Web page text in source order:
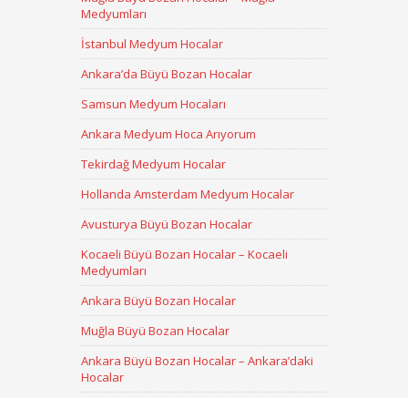
Medyumları
İstanbul Medyum Hocalar
Ankara’da Büyü Bozan Hocalar
Samsun Medyum Hocaları
Ankara Medyum Hoca Arıyorum
Tekirdağ Medyum Hocalar
Hollanda Amsterdam Medyum Hocalar
Avusturya Büyü Bozan Hocalar
Kocaeli Büyü Bozan Hocalar – Kocaeli
Medyumları
Ankara Büyü Bozan Hocalar
Muğla Büyü Bozan Hocalar
Ankara Büyü Bozan Hocalar – Ankara’daki
Hocalar